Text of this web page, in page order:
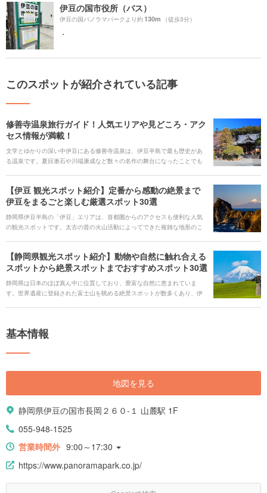
伊豆の国市役所（バス）
伊豆の国パノラマパークより約130m （徒歩3分）
・
このスポットが紹介されている記事
修善寺温泉旅行ガイド！人気エリアや見どころ・アク
セス情報が満載！
文学とゆかりの深い中伊豆にある修善寺温泉は、伊豆半島で最も歴史があ
る温泉です。夏目漱石や川端康成など数々の名作の舞台になったことでも
ます。こじんまりとした中にも、「恋の橋めぐり」やミシュラン2つ星スポ
ットが点在する魅力ある修善寺温泉をご紹介します。
【伊豆 観光スポット紹介】定番から感動の絶景まで
伊豆をまるごと楽しむ厳選スポット30選
静岡県伊豆半島の「伊豆」エリアは、首都圏からのアクセスも便利な人気
の観光スポットです。太古の昔の火山活動によってできた複雑な地形のこ
や、自然を活かしたバラエティーに富んだレジャースポットも数多く点在
していて、何度訪れても楽しめます。 日帰り旅行、ドライブはもちろん宿
ろな楽しみ方ができる伊豆のおすすめスポットをご紹介します。
【静岡県観光スポット紹介】動物や自然に触れ合える
スポットから絶景スポットまでおすすめスポット30選
静岡県は日本のほぼ真ん中に位置しており、豊富な自然に恵まれていま
す。世界遺産に登録された富士山を眺める絶景スポットが数多くあり、伊
基本情報
地図を見る
静岡県伊豆の国市長岡２６０-１ 山麓駅 1F
055-948-1525
営業時間外 9:00～17:30
https://www.panoramapark.co.jp/